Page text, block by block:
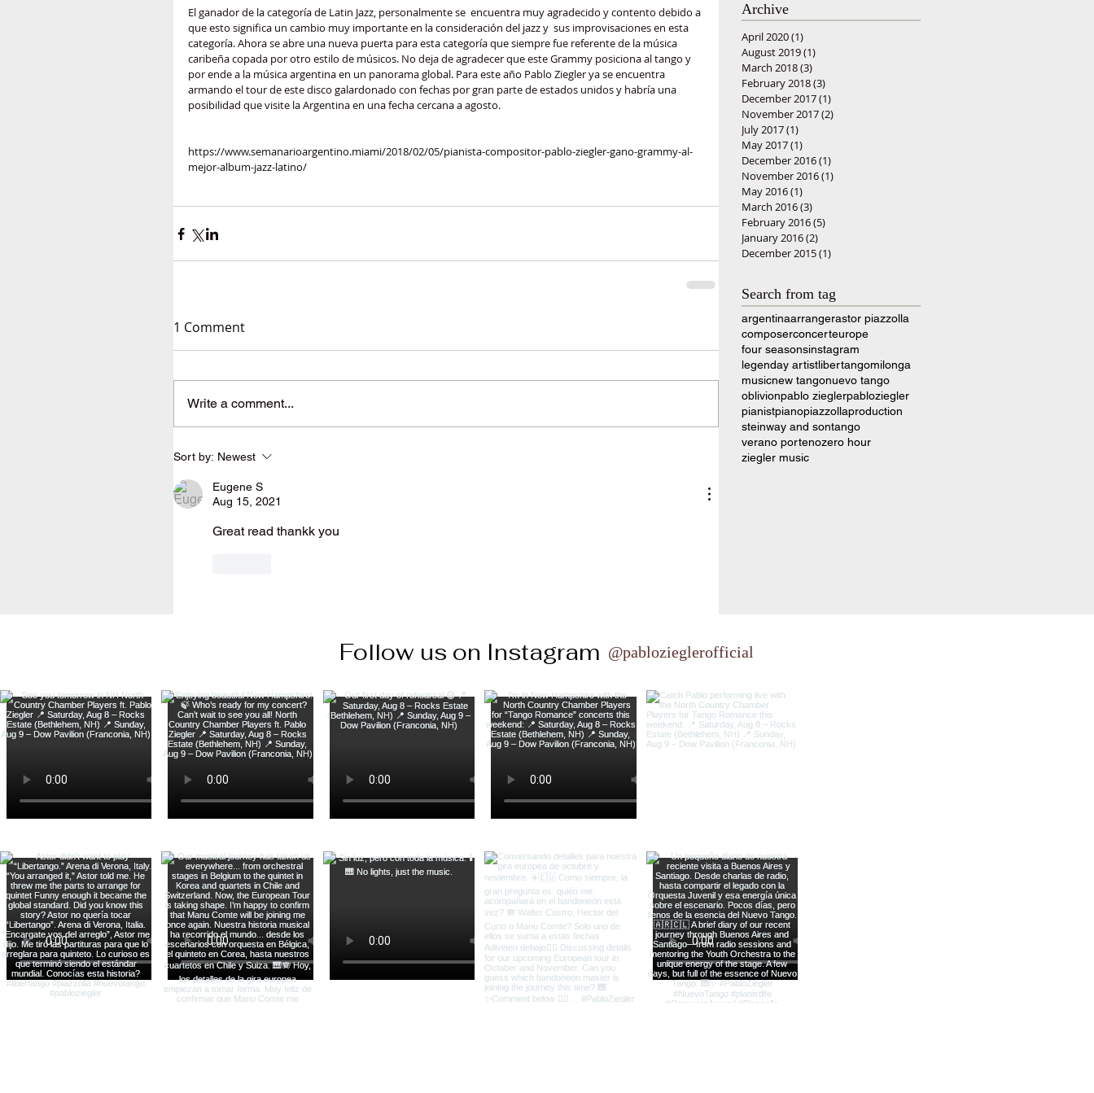
El ganador de la categoría de Latin Jazz, personalmente se  encuentra muy agradecido y contento debido a
que esto significa un cambio muy importante en la consideración del jazz y  sus improvisaciones en esta
categoría. Ahora se abre una nueva puerta para esta categoría que siempre fue referente de la música
caribeña copada por otro estilo de músicos. No deja de agradecer que este Grammy posiciona al tango y
por ende a la música argentina en un panorama global. Para este año Pablo Ziegler ya se encuentra
armando el tour de este disco galardonado con fechas por gran parte de estados unidos y habría una
posibilidad que visite la Argentina en una fecha cercana a agosto.
https://www.semanarioargentino.miami/2018/02/05/pianista-compositor-pablo-ziegler-gano-grammy-al-
mejor-album-jazz-latino/
1 Comment
Write a comment...
Sort by: Newest
Eugene S
Aug 15, 2021
Great read thankk you
Archive
April 2020(1)
August 2019(1)
March 2018(3)
February 2018(3)
December 2017(1)
November 2017(2)
July 2017(1)
May 2017(1)
December 2016(1)
November 2016(1)
May 2016(1)
March 2016(3)
February 2016(5)
January 2016(2)
December 2015(1)
Search from tag
argentinaarrangerastor piazzolla
composerconcerteurope
four seasonsinstagram
legenday artistlibertangomilonga
musicnew tangonuevo tango
oblivionpablo zieglerpabloziegler
pianistpianopiazzollaproduction
steinway and sontango
verano portenozero hour
ziegler music
Follow us on Instagram @pablozieglerofficial